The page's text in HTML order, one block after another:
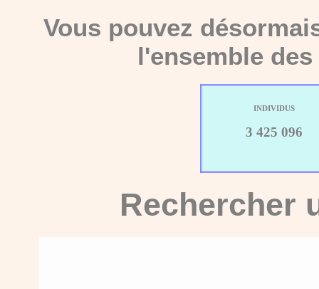
Vous pouvez
l'ensemble
INDIVIDUS
3 425 096
Rechercher